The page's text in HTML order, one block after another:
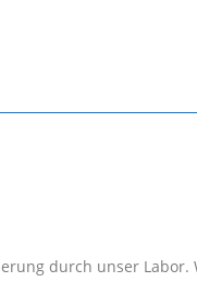
durch unser